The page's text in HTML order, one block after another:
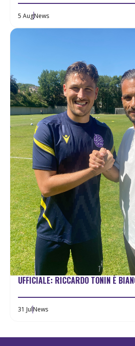
5 AugNews
UFFICIALE: RICCARDO TONIN È
31 JulNews